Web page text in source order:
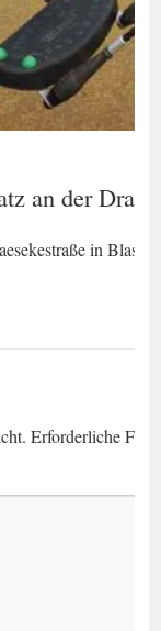
an der
in
Erforderliche